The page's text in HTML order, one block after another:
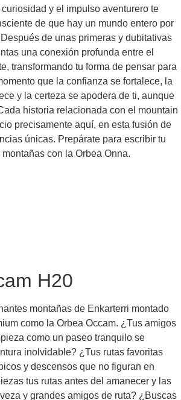
y el impulso aventurero te
de que hay un mundo entero por
de unas primeras y dubitativas
una conexión profunda entre el
transformando tu forma de pensar para
que la confianza se fortalece, la
y la certeza se apodera de ti, aunque
historia relacionada con el mountain
precisamente aquí, en esta fusión de
únicas. Prepárate para escribir tu
con la Orbea Onna.
H20
montañas de Enkarterri montado
como la Orbea Occam. ¿Tus amigos
como un paseo tranquilo se
inolvidable? ¿Tus rutas favoritas
y descensos que no figuran en
tus rutas antes del amanecer y las
y grandes amigos de ruta? ¿Buscas